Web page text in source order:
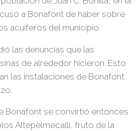
a Bonafont de haber sobre
acuíferos del municipio.
las denuncias que las
de alrededor hicieron. Esto
las instalaciones de Bonafont
Bonafont se convirtió entonces
Altepelmecalli, fruto de la